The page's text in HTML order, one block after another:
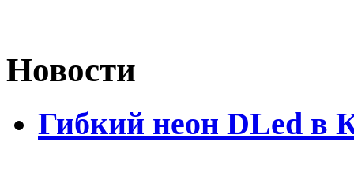
Новости
Гибкий неон DLed в